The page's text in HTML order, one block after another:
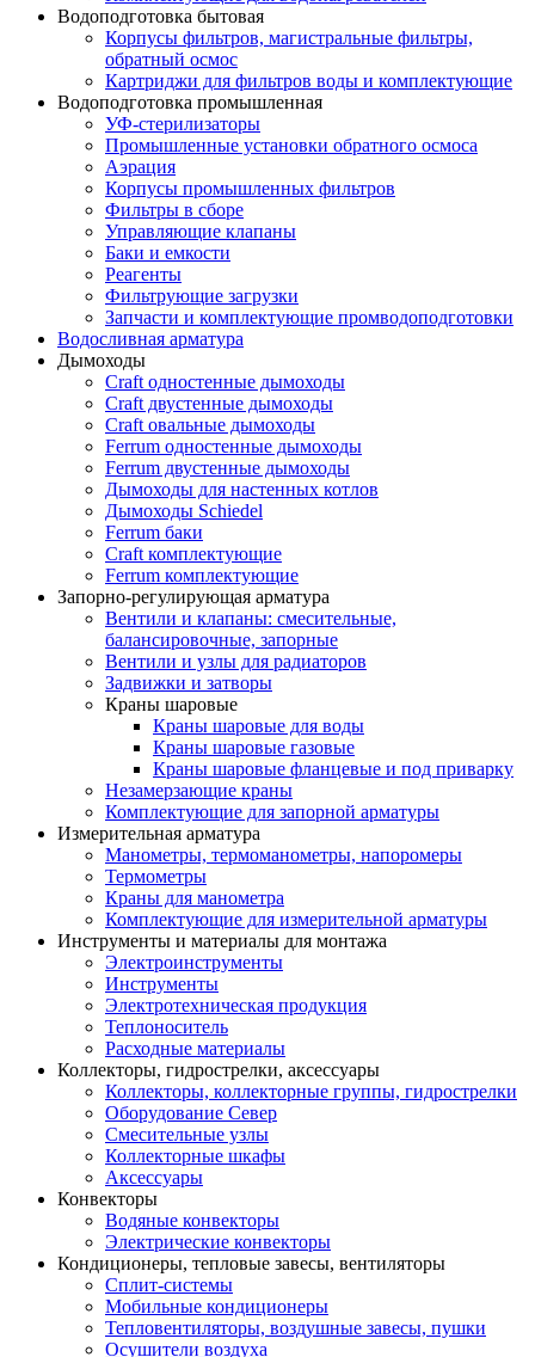
Водоподготовка бытовая
Корпусы фильтров, магистральные фильтры,
обратный осмос
Картриджи для фильтров воды и комплектующие
Водоподготовка промышленная
УФ-стерилизаторы
Промышленные установки обратного осмоса
Аэрация
Корпусы промышленных фильтров
Фильтры в сборе
Управляющие клапаны
Баки и емкости
Реагенты
Фильтрующие загрузки
Запчасти и комплектующие промводоподготовки
Водосливная арматура
Дымоходы
Craft одностенные дымоходы
Craft двустенные дымоходы
Craft овальные дымоходы
Ferrum одностенные дымоходы
Ferrum двустенные дымоходы
Дымоходы для настенных котлов
Дымоходы Schiedel
Ferrum баки
Craft комплектующие
Ferrum комплектующие
Запорно-регулирующая арматура
Вентили и клапаны: смесительные,
балансировочные, запорные
Вентили и узлы для радиаторов
Задвижки и затворы
Краны шаровые
Краны шаровые для воды
Краны шаровые газовые
Краны шаровые фланцевые и под приварку
Незамерзающие краны
Комплектующие для запорной арматуры
Измерительная арматура
Манометры, термоманометры, напоромеры
Термометры
Краны для манометра
Комплектующие для измерительной арматуры
Инструменты и материалы для монтажа
Электроинструменты
Инструменты
Электротехническая продукция
Теплоноситель
Расходные материалы
Коллекторы, гидрострелки, аксессуары
Коллекторы, коллекторные группы, гидрострелки
Оборудование Север
Смесительные узлы
Коллекторные шкафы
Аксессуары
Конвекторы
Водяные конвекторы
Электрические конвекторы
Кондиционеры, тепловые завесы, вентиляторы
Сплит-системы
Мобильные кондиционеры
Тепловентиляторы, воздушные завесы, пушки
Осушители воздуха